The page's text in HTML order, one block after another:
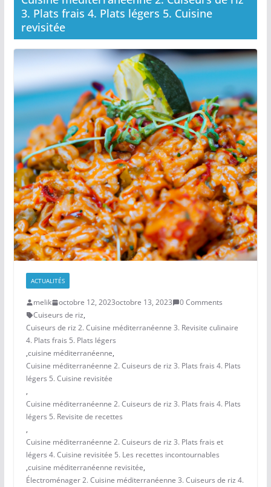
3. Plats frais 4. Plats légers 5. Cuisine
revisitée
ACTUALITÉS
melik octobre 12, 2023octobre 13, 2023
0 Comments
Cuiseurs de riz,
Cuiseurs de riz 2. Cuisine méditerranéenne 3. Revisite culinaire
4. Plats frais 5. Plats légers
,cuisine méditerranéenne,
Cuisine méditerranéenne 2. Cuiseurs de riz 3. Plats frais 4. Plats
légers 5. Cuisine revisitée
,
Cuisine méditerranéenne 2. Cuiseurs de riz 3. Plats frais 4. Plats
légers 5. Revisite de recettes
,
Cuisine méditerranéenne 2. Cuiseurs de riz 3. Plats frais et
légers 4. Cuisine revisitée 5. Les recettes incontournables
,cuisine méditerranéenne revisitée,
Électroménager 2. Cuisine méditerranéenne 3. Cuiseurs de riz 4.